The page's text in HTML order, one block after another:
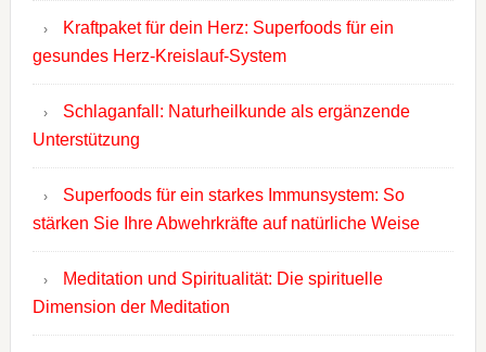
Kraftpaket für dein Herz: Superfoods für ein
gesundes Herz-Kreislauf-System
Schlaganfall: Naturheilkunde als ergänzende
Unterstützung
Superfoods für ein starkes Immunsystem: So
stärken Sie Ihre Abwehrkräfte auf natürliche Weise
Meditation und Spiritualität: Die spirituelle
Dimension der Meditation